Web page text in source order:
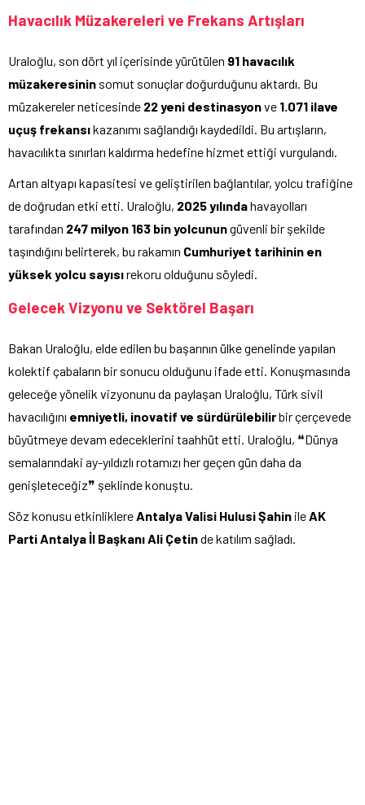
Havacılık Müzakereleri ve Frekans Artışları
Uraloğlu, son dört yıl içerisinde yürütülen 91 havacılık
müzakeresinin somut sonuçlar doğurduğunu aktardı. Bu
müzakereler neticesinde 22 yeni destinasyonve 1.071 ilave
uçuş frekansıkazanımı sağlandığı kaydedildi. Bu artışların,
havacılıkta sınırları kaldırma hedefine hizmet ettiği vurgulandı.
Artan altyapı kapasitesi ve geliştirilen bağlantılar, yolcu trafiğine
de doğrudan etki etti. Uraloğlu, 2025 yılındahavayolları
tarafından 247 milyon 163 bin yolcunungüvenli bir şekilde
taşındığını belirterek, bu rakamın Cumhuriyet tarihinin en
yüksek yolcu sayısırekoru olduğunu söyledi.
Gelecek Vizyonu ve Sektörel Başarı
Bakan Uraloğlu, elde edilen bu başarının ülke genelinde yapılan
kolektif çabaların bir sonucu olduğunu ifade etti. Konuşmasında
geleceğe yönelik vizyonunu da paylaşan Uraloğlu, Türk sivil
havacılığını emniyetli, inovatif ve sürdürülebilirbir çerçevede
büyütmeye devam edeceklerini taahhüt etti. Uraloğlu, ❝Dünya
semalarındaki ay-yıldızlı rotamızı her geçen gün daha da
genişleteceğiz❞ şeklinde konuştu.
Söz konusu etkinliklereAntalya Valisi Hulusi Şahin ileAK
Parti Antalya İl Başkanı Ali Çetinde katılım sağladı.